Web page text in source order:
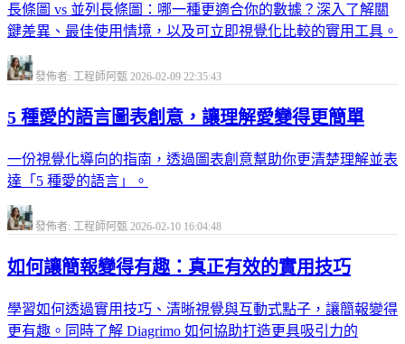
長條圖 vs 並列長條圖：哪一種更適合你的數據？深入了解關
鍵差異、最佳使用情境，以及可立即視覺化比較的實用工具。
發佈者: 工程師阿甄 2026-02-09 22:35:43
5 種愛的語言圖表創意，讓理解愛變得更簡單
一份視覺化導向的指南，透過圖表創意幫助你更清楚理解並表
達「5 種愛的語言」。
發佈者: 工程師阿甄 2026-02-10 16:04:48
如何讓簡報變得有趣：真正有效的實用技巧
學習如何透過實用技巧、清晰視覺與互動式點子，讓簡報變得
更有趣。同時了解 Diagrimo 如何協助打造更具吸引力的